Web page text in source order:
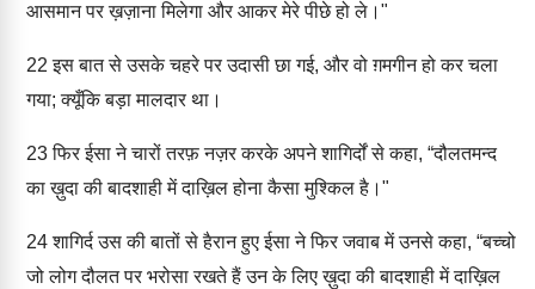
आसमान पर ख़ज़ाना मिलेगा और आकर मेरे पीछे हो ले।"
22 इस बात से उसके चहरे पर उदासी छा गई, और वो ग़मगीन हो कर चला
गया; क्यूँकि बड़ा मालदार था।
23फिर ईसा ने चारों तरफ़ नज़र करके अपने शागिर्दों से कहा, “दौलतमन्द
का ख़ुदा की बादशाही में दाख़िल होना कैसा मुश्किल है।"
24शागिर्द उस की बातों से हैरान हुए ईसा ने फिर जवाब में उनसे कहा, “बच्चो
जो लोग दौलत पर भरोसा रखते हैं उन के लिए ख़ुदा की बादशाही में दाख़िल